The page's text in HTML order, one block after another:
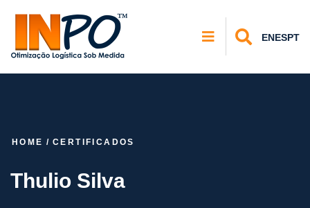
ENESPT
HOME / CERTIFICADOS
Thulio Silva